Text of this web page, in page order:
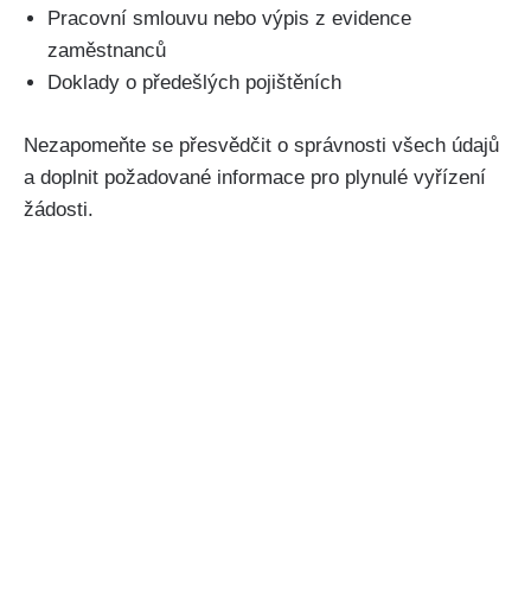
Pracovní smlouvu nebo výpis z evidence
zaměstnanců
Doklady o předešlých pojištěních
Nezapomeňte se přesvědčit o správnosti všech údajů
a doplnit požadované informace pro plynulé vyřízení
žádosti.